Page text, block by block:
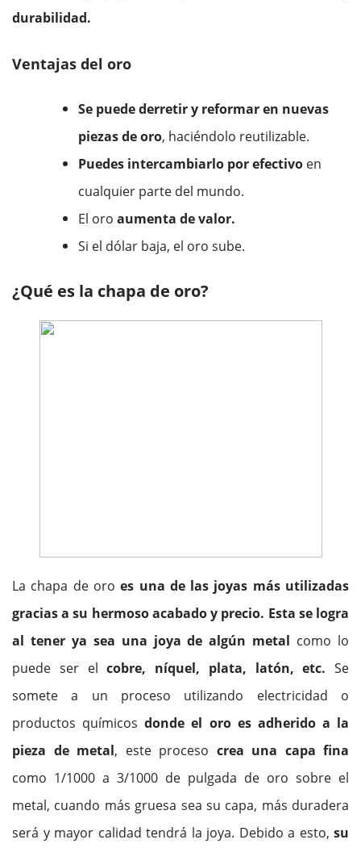
durabilidad.
Ventajas del oro
Se puede derretir y reformar en nuevas
piezas de oro, haciéndolo reutilizable.
Puedes intercambiarlo por efectivoen
cualquier parte del mundo.
El oro aumenta de valor.
Si el dólar baja, el oro sube.
¿Qué es la chapa de oro?
La chapa de oroes una de las joyas más utilizadas
gracias a su hermoso acabado y precio. Esta se logra
al tener ya sea una joya de algún metal como lo
puede ser elcobre, níquel, plata, latón, etc. Se
somete a un proceso utilizando electricidad o
productos químicosdonde el oro es adherido a la
pieza de metal, este proceso crea una capa fina
como 1/1000 a 3/1000 de pulgada de oro sobre el
metal, cuando más gruesa sea su capa, más duradera
será y mayor calidad tendrá la joya. Debido a esto, su